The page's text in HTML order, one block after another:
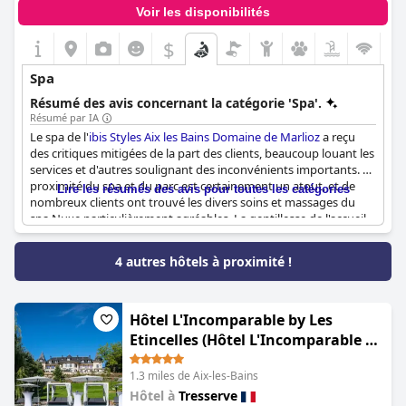
Voir les disponibilités
$
Spa
Résumé des avis concernant la catégorie 'Spa'.
Résumé par IA
Le spa de l'ibis Styles Aix les Bains Domaine de Marlioza reçu
des critiques mitigées de la part des clients, beaucoup louant les
services et d'autres soulignant des inconvénients importants. La
proximité du spa et du parc est certainement un atout, et de
nombreux clients ont trouvé les divers soins et massages du
spa Nuxe particulièrement agréables. La gentillesse de l'accueil
et la qualité des services du spa ont également été appréciées
aux services de spa supplémentaires à proximité ont été notés
comme des ajouts précieux avec un grand potentiel de
relaxation et de rajeunissement.
Cependant, des problèmes techniques récurrents ont gâché
l'expérience de beaucoup. Il y a eu de nombreux signalements
de spa soit complètement fermé, soit de plusieurs installations
hors service, notamment le hammam et le bain à remous.
Certains clients ont été déçus de découvrir ces fermetures
Lire les résumés des avis pour toutes les catégories
4 autres hôtels à proximité !
Hôtel L'Incomparable by Les
Etincelles (Hôtel L'Incomparable &
Restaurant Etoilé Aix-Les-Bains)
1.3 miles de Aix-les-Bains
Hôtel à Tresserve